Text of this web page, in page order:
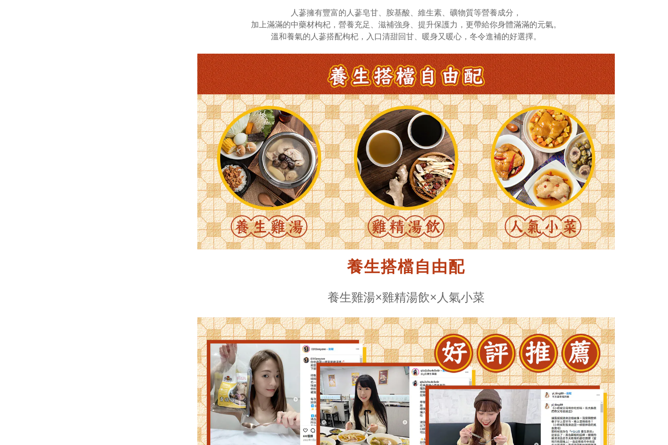
人蔘擁有豐富的人蔘皂甘、胺基酸、維生素、礦物質等營養成分，
加上滿滿的中藥材枸杞，營養充足、滋補強身、提升保護力，更帶給你身體滿滿的元氣。
溫和養氣的人蔘搭配枸杞，入口清甜回甘、暖身又暖心，冬令進補的好選擇。
養生搭檔自由配
養生雞湯×雞精湯飲×人氣小菜